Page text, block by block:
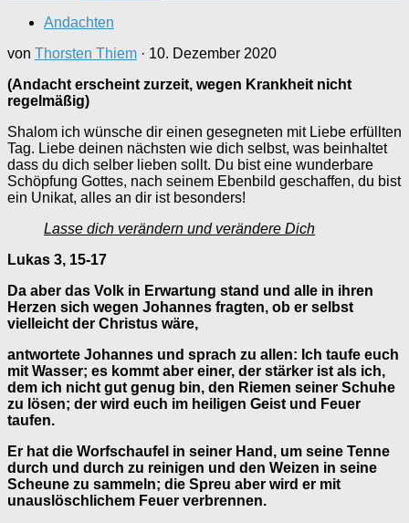
Andachten
von Thorsten Thiem · 10. Dezember 2020
(Andacht erscheint zurzeit, wegen Krankheit nicht
regelmäßig)
Shalom ich wünsche dir einen gesegneten mit Liebe erfüllten
Tag. Liebe deinen nächsten wie dich selbst, was beinhaltet
dass du dich selber lieben sollt. Du bist eine wunderbare
Schöpfung Gottes, nach seinem Ebenbild geschaffen, du bist
ein Unikat, alles an dir ist besonders!
Lasse dich verändern und verändere Dich
Lukas 3, 15-17
Da aber das Volk in Erwartung stand und alle in ihren
Herzen sich wegen Johannes fragten, ob er selbst
vielleicht der Christus wäre,
antwortete Johannes und sprach zu allen: Ich taufe euch
mit Wasser; es kommt aber einer, der stärker ist als ich,
dem ich nicht gut genug bin, den Riemen seiner Schuhe
zu lösen; der wird euch im heiligen Geist und Feuer
taufen.
Er hat die Worfschaufel in seiner Hand, um seine Tenne
durch und durch zu reinigen und den Weizen in seine
Scheune zu sammeln; die Spreu aber wird er mit
unauslöschlichem Feuer verbrennen.